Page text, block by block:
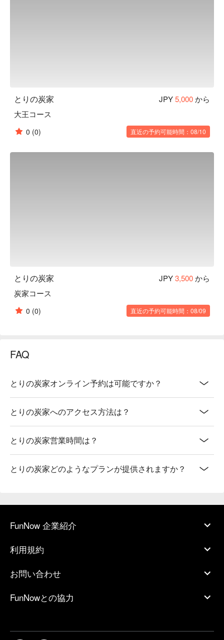
とりの炭家 JPY5,000から
大王コース
0 (0) 直近の予約可能時間：08/10
とりの炭家 JPY3,500から
炭家コース
0 (0) 直近の予約可能時間：08/09
FAQ
とりの炭家オンライン予約は可能ですか？
とりの炭家へのアクセス方法は？
とりの炭家営業時間は？
とりの炭家どのようなプランが提供されますか？
FunNow 企業紹介
利用規約
お問い合わせ
FunNowとの協力